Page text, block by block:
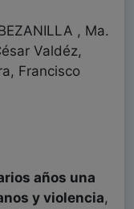
, Ma.
Valdéz,
Francisco
años una
y violencia,